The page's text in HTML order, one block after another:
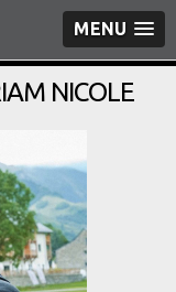
MENU
NICOLE